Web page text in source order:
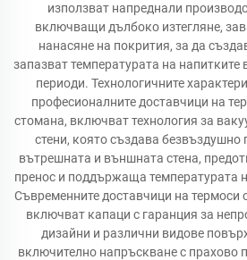
използват напреднали
включващи дълбоко изтегляне,
нанасяне на покрития, за да
запазват температурата на
периоди. Технологичните
професионалните доставчици на
стомана, включват технология за
стени, която създава
вътрешната и външната стена,
пренос и поддържаща температурата
Съвременните доставчици на
включват капаци с гаранция за
дизайни и различни видове
включително напръскване с прахово